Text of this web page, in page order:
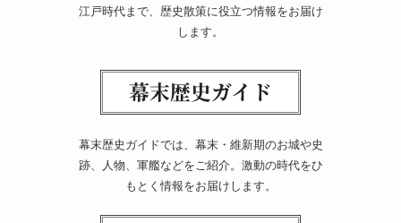
江戸時代まで、歴史散策に役立つ情報をお届け
します。
幕末歴史ガイドでは、幕末・維新期のお城や史
跡、人物、軍艦などをご紹介。激動の時代をひ
もとく情報をお届けします。